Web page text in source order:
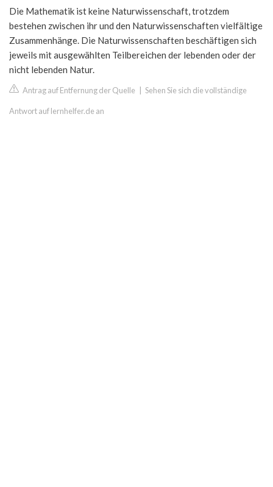
Die Mathematik ist keine Naturwissenschaft, trotzdem
bestehen zwischen ihr und den Naturwissenschaften vielfältige
Zusammenhänge. Die Naturwissenschaften beschäftigen sich
jeweils mit ausgewählten Teilbereichen der lebenden oder der
nicht lebenden Natur.
Antrag auf Entfernung der Quelle Sehen Sie sich die vollständige
Antwort auf lernhelfer.de an